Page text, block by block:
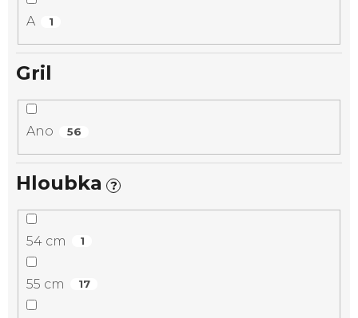
A 1
Gril
Ano 56
Hloubka ?
54 cm 1
55 cm 17